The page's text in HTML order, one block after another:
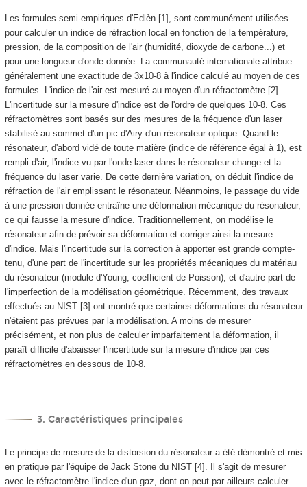
Les formules semi-empiriques d'Edlèn [1], sont communément utilisées
pour calculer un indice de réfraction local en fonction de la température,
pression, de la composition de l'air (humidité, dioxyde de carbone...) et
pour une longueur d'onde donnée. La communauté internationale attribue
généralement une exactitude de 3x10-8à l'indice calculé au moyen de ces
formules. L'indice de l'air est mesuré au moyen d'un réfractomètre [2].
L'incertitude sur la mesure d'indice est de l'ordre de quelques 10-8. Ces
réfractomètres sont basés sur des mesures de la fréquence d'un laser
stabilisé au sommet d'un pic d'Airy d'un résonateur optique. Quand le
résonateur, d'abord vidé de toute matière (indice de référence égal à 1), est
rempli d'air, l'indice vu par l'onde laser dans le résonateur change et la
fréquence du laser varie. De cette dernière variation, on déduit l'indice de
réfraction de l'air emplissant le résonateur. Néanmoins, le passage du vide
à une pression donnée entraîne une déformation mécanique du résonateur,
ce qui fausse la mesure d'indice. Traditionnellement, on modélise le
résonateur afin de prévoir sa déformation et corriger ainsi la mesure
d'indice. Mais l'incertitude sur la correction à apporter est grande compte-
tenu, d'une part de l'incertitude sur les propriétés mécaniques du matériau
du résonateur (module d'Young, coefficient de Poisson), et d'autre part de
l'imperfection de la modélisation géométrique. Récemment, des travaux
effectués au NIST [3] ont montré que certaines déformations du résonateur
n'étaient pas prévues par la modélisation. A moins de mesurer
précisément, et non plus de calculer imparfaitement la déformation, il
paraît difficile d'abaisser l'incertitude sur la mesure d'indice par ces
réfractomètres en dessous de 10-8.
3. Caractéristiques principales
Le principe de mesure de la distorsion du résonateur a été démontré et mis
en pratique par l'équipe de Jack Stone du NIST [4]. Il s'agit de mesurer
avec le réfractomètre l'indice d'un gaz, dont on peut par ailleurs calculer